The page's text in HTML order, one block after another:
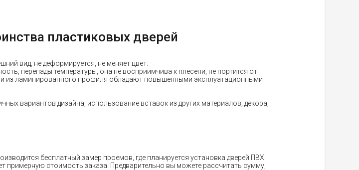
пластиковых дверей
вид, не деформируется, не меняет цвет.
перепады температуры, она не восприимчива к плесени, не портится от
из ламинированного профиля обладают повышенными эксплуатационными
вариантов дизайна, использование вставок из других материалов, декора,
бесплатный замер проемов, где планируется установка дверей ПВХ.
стоимость заказа. Предварительно вы можете рассчитать сумму,